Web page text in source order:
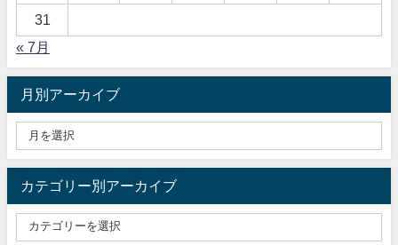
31
« 7月
月別アーカイブ
カテゴリー別アーカイブ